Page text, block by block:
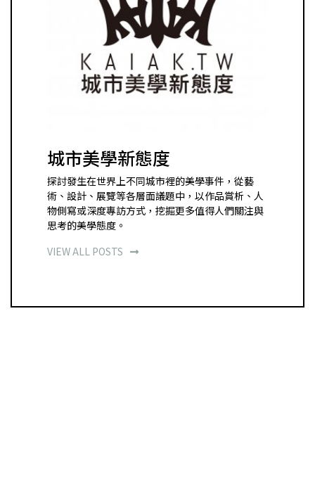
城市美學新態度
探討發生在世界上不同城市裡的美學事件，從藝
術、設計、展覽等各層面議題中，以作品賞析、人
物側寫或深度專訪方式，挖掘更多值得人們關注與
思考的美學態度。
VIEW ALL POSTS